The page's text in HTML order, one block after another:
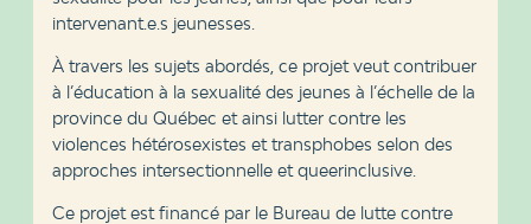
intervenant.e.s jeunesses.
À travers les sujets abordés, ce projet veut contribuer
à l’éducation à la sexualité des jeunes à l’échelle de la
province du Québec et ainsi lutter contre les
violences hétérosexistes et transphobes selon des
approches intersectionnelle et queerinclusive.
Ce projet est financé par le Bureau de lutte contre